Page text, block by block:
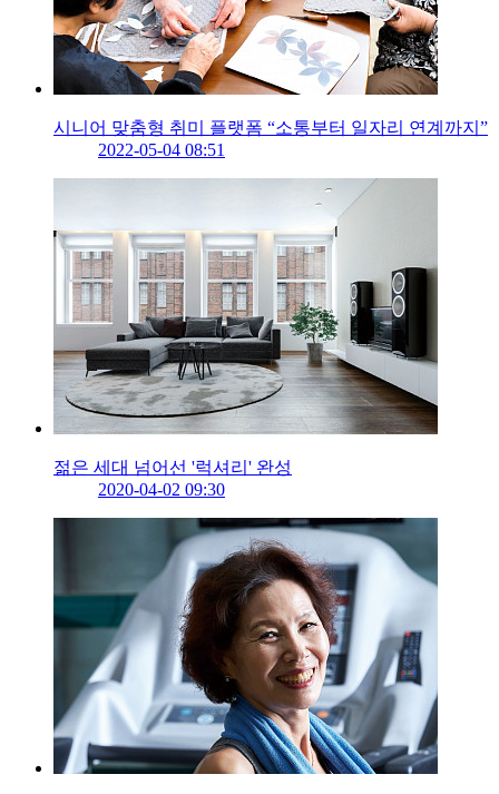
시니어 맞춤형 취미 플랫폼 “소통부터 일자리 연계까지”
2022-05-04 08:51
젊은 세대 넘어선 '럭셔리' 완성
2020-04-02 09:30